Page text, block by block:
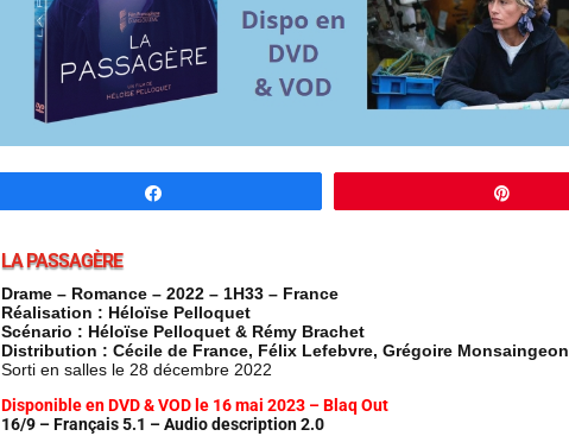
LA PASSAGÈRE
Drame – Romance – 2022 – 1H33 – France
Réalisation : Héloïse Pelloquet
Scénario : Héloïse Pelloquet & Rémy Brachet
Distribution : Cécile de France, Félix Lefebvre, Grégoire Monsaingeon
Sorti en salles le 28 décembre 2022
Disponible en DVD & VOD le 16 mai 2023 – Blaq Out
16/9 – Français 5.1 – Audio description 2.0